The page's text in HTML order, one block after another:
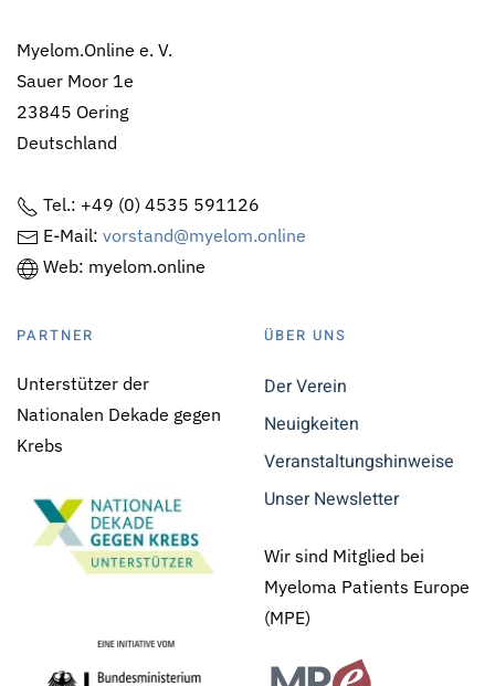
Myelom.Online e. V.
Sauer Moor 1e
23845 Oering
Deutschland
Tel.: +49 (0) 4535 591126
E-Mail: vorstand@myelom.online
Web: myelom.online
PARTNER
Unterstützer der
Nationalen Dekade gegen
Krebs
ÜBER UNS
Der Verein
Neuigkeiten
Veranstaltungshinweise
Unser Newsletter
Wir sind Mitglied bei
Myeloma Patients Europe
(MPE)